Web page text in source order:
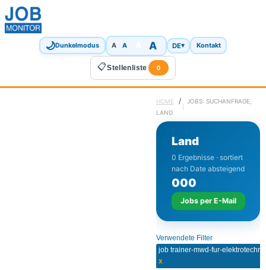
🌙Dunkelmodus A A A DE▾ Kontakt
📋Stellenliste 0
HOME /
JOBS: SUCHANFRAGE,
LAND
Land
0 Ergebnisse · sortiert
nach Date absteigend
000
Jobs per E-Mail
Verwendete Filter
x